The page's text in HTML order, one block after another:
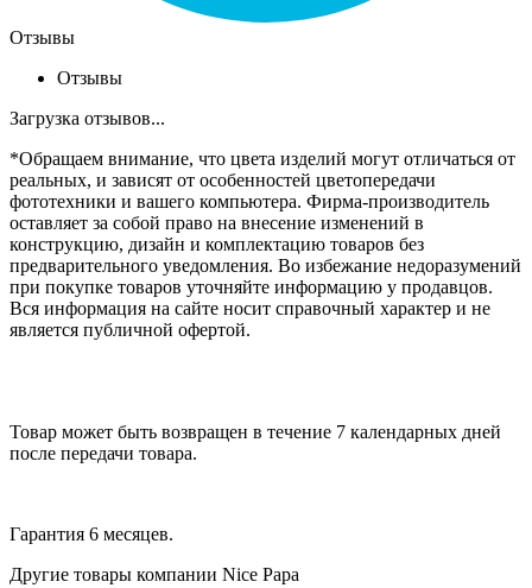
Отзывы
Отзывы
Загрузка отзывов...
*Обращаем внимание, что цвета изделий могут отличаться от
реальных, и зависят от особенностей цветопередачи
фототехники и вашего компьютера. Фирма-производитель
оставляет за собой право на внесение изменений в
конструкцию, дизайн и комплектацию товаров без
предварительного уведомления. Во избежание недоразумений
при покупке товаров уточняйте информацию у продавцов.
Вся информация на сайте носит справочный характер и не
является публичной офертой.
Товар может быть возвращен в течение 7 календарных дней
после передачи товара.
Гарантия 6 месяцев.
Другие товары компании Nice Papa